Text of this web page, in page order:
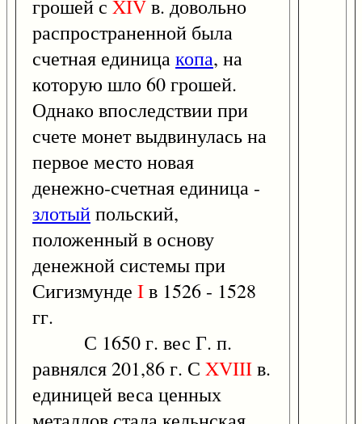
грошей с XIVв. довольно
распространенной была
счетная единицакопа, на
которую шло 60 грошей.
Однако впоследствии при
счете монет выдвинулась на
первое место новая
денежно-счетная единица -
злотыйпольский,
положенный в основу
денежной системы при
Сигизмунде Iв 1526 - 1528
гг.
С 1650 г. вес Г. п.
равнялся 201,86 г. С XVIIIв.
единицей веса ценных